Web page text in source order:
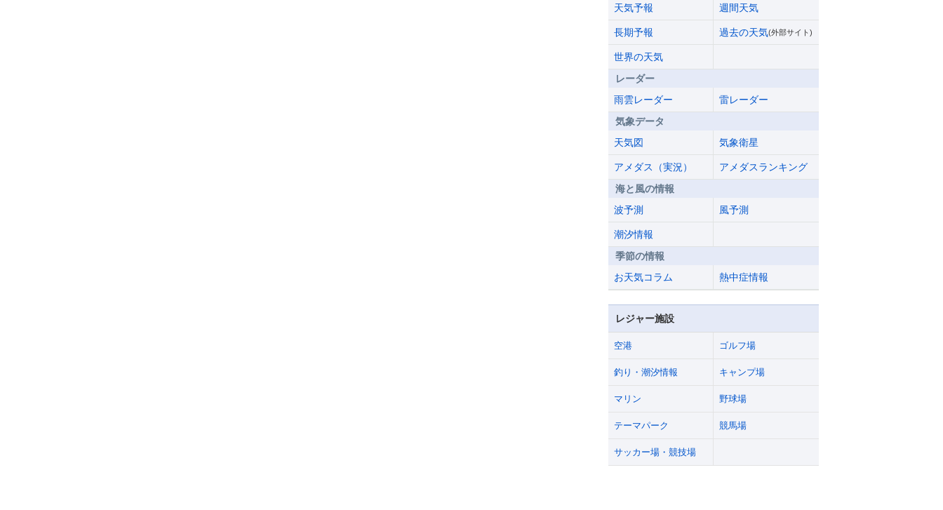
天気予報 週間天気
長期予報 過去の天気(外部サイト)
世界の天気
レーダー
雨雲レーダー
雷レーダー
気象データ
天気図
気象衛星
アメダス（実況）
アメダスランキング
海と風の情報
波予測
風予測
潮汐情報
季節の情報
お天気コラム
熱中症情報
レジャー施設
空港 ゴルフ場
釣り・潮汐情報 キャンプ場
マリン 野球場
テーマパーク 競馬場
サッカー場・競技場